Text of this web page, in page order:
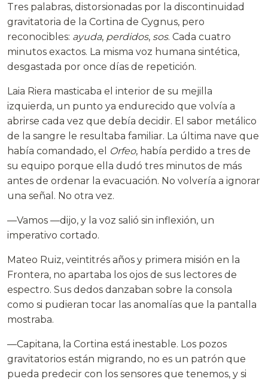
Tres palabras, distorsionadas por la discontinuidad
gravitatoria de la Cortina de Cygnus, pero
reconocibles: ayuda, perdidos, sos. Cada cuatro
minutos exactos. La misma voz humana sintética,
desgastada por once días de repetición.
Laia Riera masticaba el interior de su mejilla
izquierda, un punto ya endurecido que volvía a
abrirse cada vez que debía decidir. El sabor metálico
de la sangre le resultaba familiar. La última nave que
había comandado, el
Orfeo, había perdido a tres de
su equipo porque ella dudó tres minutos de más
antes de ordenar la evacuación. No volvería a ignorar
una señal. No otra vez.
—Vamos —dijo, y la voz salió sin inflexión, un
imperativo cortado.
Mateo Ruiz, veintitrés años y primera misión en la
Frontera, no apartaba los ojos de sus lectores de
espectro. Sus dedos danzaban sobre la consola
como si pudieran tocar las anomalías que la pantalla
mostraba.
—Capitana, la Cortina está inestable. Los pozos
gravitatorios están migrando, no es un patrón que
pueda predecir con los sensores que tenemos, y si